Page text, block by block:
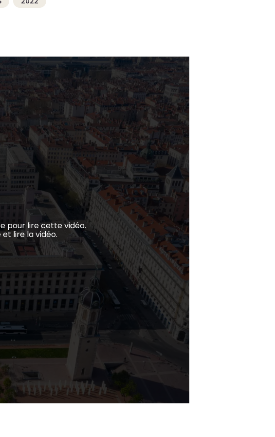
pour lire cette vidéo.
lire la vidéo.